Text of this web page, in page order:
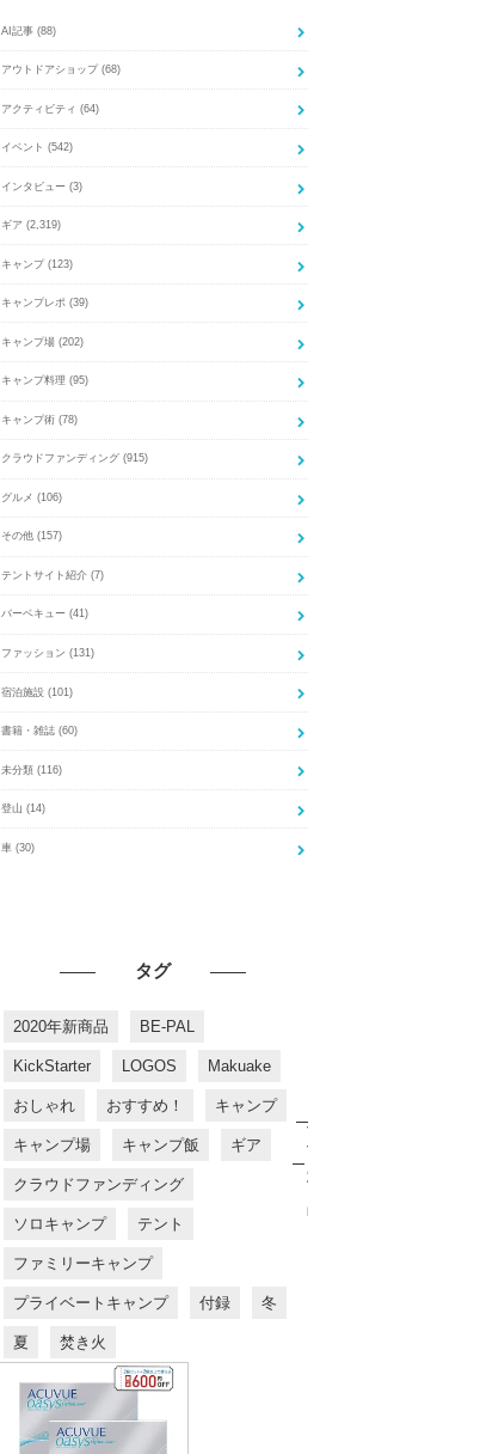
AI記事 (88)
アウトドアショップ (68)
アクティビティ (64)
イベント (542)
インタビュー (3)
ギア (2,319)
キャンプ (123)
キャンプレポ (39)
キャンプ場 (202)
キャンプ料理 (95)
キャンプ術 (78)
クラウドファンディング (915)
グルメ (106)
その他 (157)
テントサイト紹介 (7)
バーベキュー (41)
ファッション (131)
宿泊施設 (101)
書籍・雑誌 (60)
未分類 (116)
登山 (14)
車 (30)
タグ
2020年新商品 BE-PAL
KickStarter LOGOS Makuake
おしゃれ おすすめ！ キャンプ
キャンプ場 キャンプ飯 ギア
クラウドファンディング
ソロキャンプ テント
ファミリーキャンプ
プライベートキャンプ 付録 冬
夏 焚き火
す
す
め
商
品